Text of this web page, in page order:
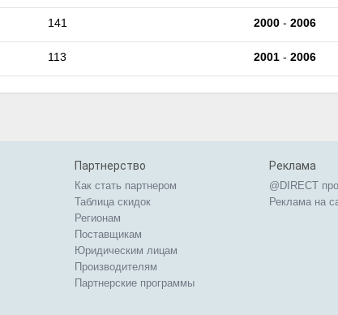
141 2000 - 2006
113 2001 - 2006
Партнерство
Как стать партнером
Таблица скидок
Регионам
Поставщикам
Юридическим лицам
Производителям
Партнерские программы
Реклама
@DIRECT
Реклама на